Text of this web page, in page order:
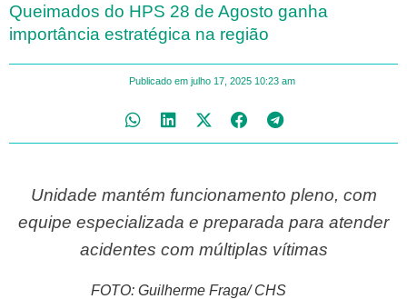
Queimados do HPS 28 de Agosto ganha
importância estratégica na região
Publicado em julho 17, 2025 10:23 am
Unidade mantém funcionamento pleno, com
equipe especializada e preparada para atender
acidentes com múltiplas vítimas
FOTO: Guilherme Fraga/ CHS